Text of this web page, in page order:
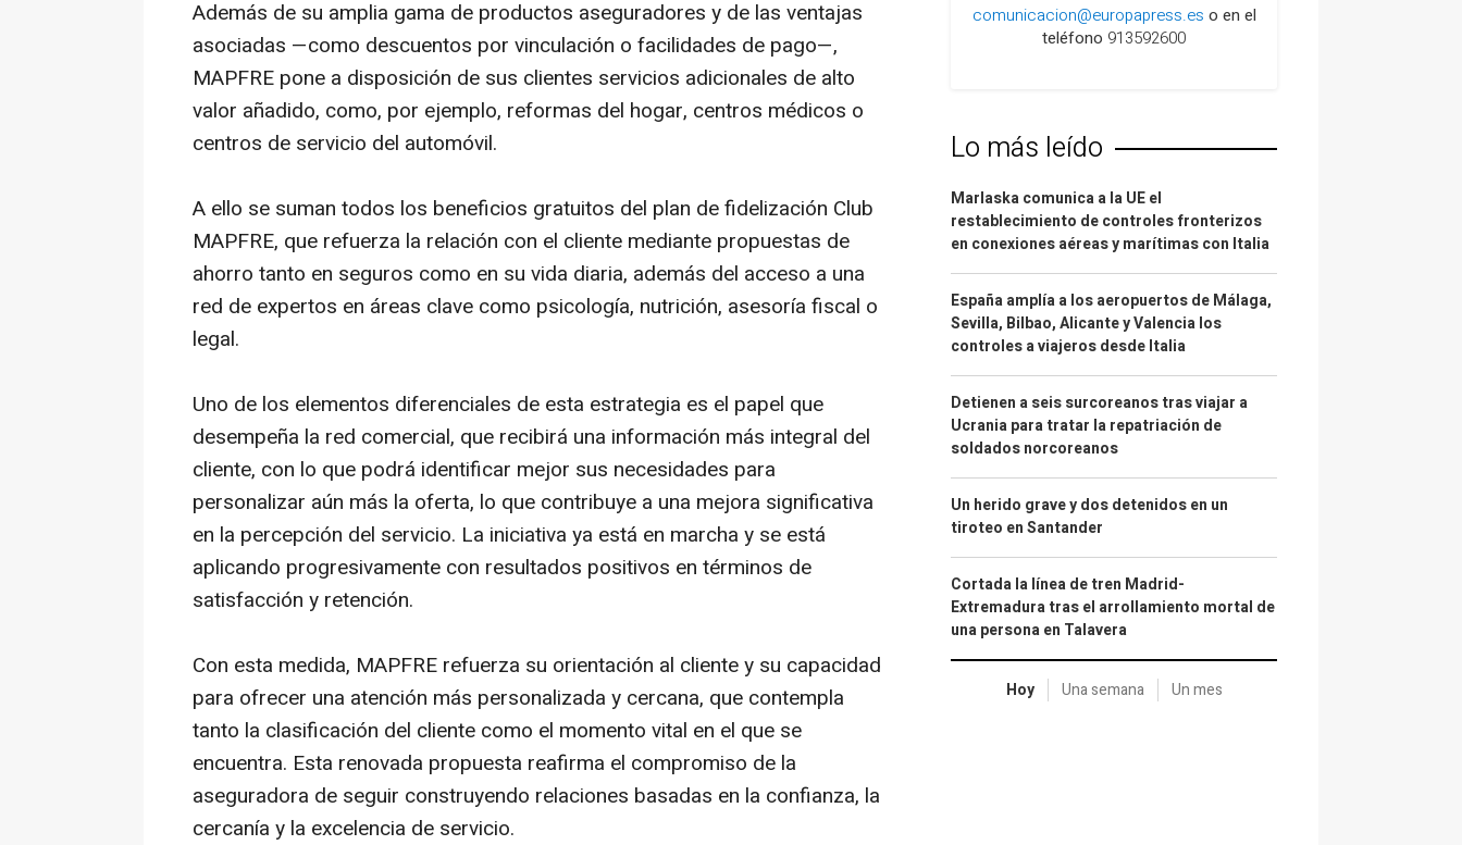
Además de su amplia gama de productos aseguradores y de las ventajas
asociadas —como descuentos por vinculación o facilidades de pago—,
MAPFRE pone a disposición de sus clientes servicios adicionales de alto
valor añadido, como, por ejemplo, reformas del hogar, centros médicos o
centros de servicio del automóvil.
A ello se suman todos los beneficios gratuitos del plan de fidelización Club
MAPFRE, que refuerza la relación con el cliente mediante propuestas de
ahorro tanto en seguros como en su vida diaria, además del acceso a una
red de expertos en áreas clave como psicología, nutrición, asesoría fiscal o
legal.
Uno de los elementos diferenciales de esta estrategia es el papel que
desempeña la red comercial, que recibirá una información más integral del
cliente, con lo que podrá identificar mejor sus necesidades para
personalizar aún más la oferta, lo que contribuye a una mejora significativa
en la percepción del servicio. La iniciativa ya está en marcha y se está
aplicando progresivamente con resultados positivos en términos de
satisfacción y retención.
Con esta medida, MAPFRE refuerza su orientación al cliente y su capacidad
para ofrecer una atención más personalizada y cercana, que contempla
tanto la clasificación del cliente como el momento vital en el que se
encuentra. Esta renovada propuesta reafirma el compromiso de la
aseguradora de seguir construyendo relaciones basadas en la confianza, la
cercanía y la excelencia de servicio.
comunicacion@europapress.es o en el
teléfono 913592600
Lo más leído
Marlaska comunica a la UE el
restablecimiento de controles fronterizos
en conexiones aéreas y marítimas con Italia
España amplía a los aeropuertos de Málaga,
Sevilla, Bilbao, Alicante y Valencia los
controles a viajeros desde Italia
Detienen a seis surcoreanos tras viajar a
Ucrania para tratar la repatriación de
soldados norcoreanos
Un herido grave y dos detenidos en un
tiroteo en Santander
Cortada la línea de tren Madrid-
Extremadura tras el arrollamiento mortal de
una persona en Talavera
Hoy Una semana Un mes